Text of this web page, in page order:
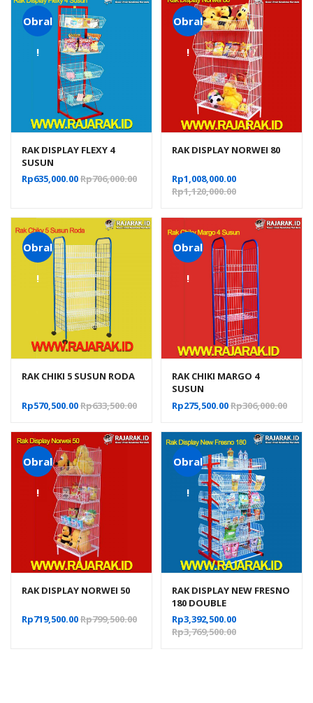
Obral
!
RAK DISPLAY FLEXY 4
SUSUN
Rp635,000.00Rp706,000.00
Obral
!
RAK DISPLAY NORWEI 80
Rp1,008,000.00
Rp1,120,000.00
Obral
!
RAK CHIKI 5 SUSUN RODA
Rp570,500.00Rp633,500.00
Obral
!
RAK CHIKI MARGO 4
SUSUN
Rp275,500.00Rp306,000.00
Obral
!
RAK DISPLAY NORWEI 50
Rp719,500.00Rp799,500.00
Obral
!
RAK DISPLAY NEW FRESNO
180 DOUBLE
Rp3,392,500.00
Rp3,769,500.00